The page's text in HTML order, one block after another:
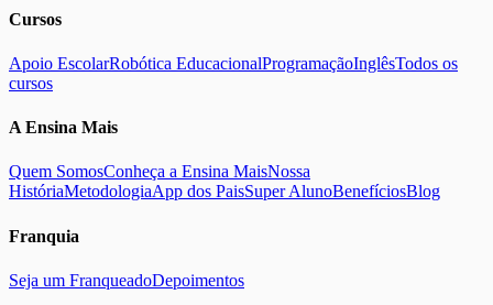
Cursos
Apoio EscolarRobótica EducacionalProgramaçãoInglêsTodos os
cursos
A Ensina Mais
Quem SomosConheça a Ensina MaisNossa
HistóriaMetodologiaApp dos PaisSuper AlunoBenefíciosBlog
Franquia
Seja um FranqueadoDepoimentos